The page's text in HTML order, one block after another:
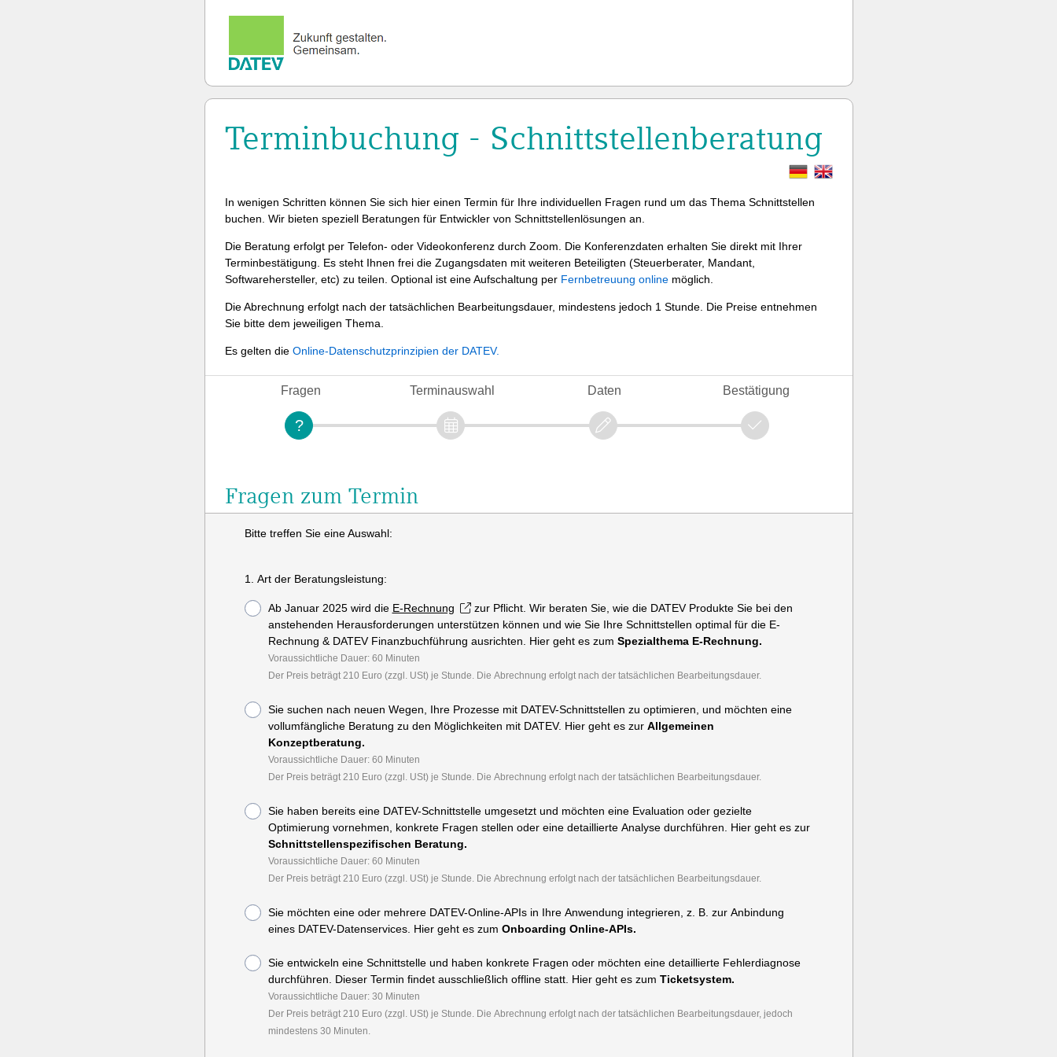
Terminbuchung - Schnittstellenberatung
In wenigen Schritten können Sie sich hier einen Termin für Ihre individuellen Fragen rund um das Thema Schnittstellen
buchen. Wir bieten speziell Beratungen für Entwickler von Schnittstellenlösungen an.
Die Beratung erfolgt per Telefon- oder Videokonferenz durch Zoom. Die Konferenzdaten erhalten Sie direkt mit Ihrer
Terminbestätigung. Es steht Ihnen frei die Zugangsdaten mit weiteren Beteiligten (Steuerberater, Mandant,
Softwarehersteller, etc) zu teilen. Optional ist eine Aufschaltung per Fernbetreuung onlinemöglich.
Die Abrechnung erfolgt nach der tatsächlichen Bearbeitungsdauer, mindestens jedoch 1 Stunde. Die Preise entnehmen
Sie bitte dem jeweiligen Thema.
Es gelten die Online-Datenschutzprinzipien der DATEV.
Fragen Terminauswahl Daten Bestätigung
Fragen zum Termin
Bitte treffen Sie eine Auswahl:
1. Art der Beratungsleistung:
Ab Januar 2025 wird die E-Rechnung
zur Pflicht. Wir beraten Sie, wie die DATEV Produkte Sie bei den
anstehenden Herausforderungen unterstützen können und wie Sie Ihre Schnittstellen optimal für die E-
Rechnung & DATEV Finanzbuchführung ausrichten. Hier geht es zum Spezialthema E-Rechnung.
Voraussichtliche Dauer: 60 Minuten
Der Preis beträgt 210 Euro (zzgl. USt) je Stunde. Die Abrechnung erfolgt nach der tatsächlichen Bearbeitungsdauer.
Sie suchen nach neuen Wegen, Ihre Prozesse mit DATEV-Schnittstellen zu optimieren, und möchten eine
vollumfängliche Beratung zu den Möglichkeiten mit DATEV. Hier geht es zur Allgemeinen
Konzeptberatung.
Voraussichtliche Dauer: 60 Minuten
Der Preis beträgt 210 Euro (zzgl. USt) je Stunde. Die Abrechnung erfolgt nach der tatsächlichen Bearbeitungsdauer.
Sie haben bereits eine DATEV-Schnittstelle umgesetzt und möchten eine Evaluation oder gezielte
Optimierung vornehmen, konkrete Fragen stellen oder eine detaillierte Analyse durchführen. Hier geht es zur
Schnittstellenspezifischen Beratung.
Voraussichtliche Dauer: 60 Minuten
Der Preis beträgt 210 Euro (zzgl. USt) je Stunde. Die Abrechnung erfolgt nach der tatsächlichen Bearbeitungsdauer.
Sie möchten eine oder mehrere DATEV-Online-APIs in Ihre Anwendung integrieren, z. B. zur Anbindung
eines DATEV-Datenservices. Hier geht es zum Onboarding Online-APIs.
Sie entwickeln eine Schnittstelle und haben konkrete Fragen oder möchten eine detaillierte Fehlerdiagnose
durchführen. Dieser Termin findet ausschließlich offline statt. Hier geht es zum Ticketsystem.
Voraussichtliche Dauer: 30 Minuten
Der Preis beträgt 210 Euro (zzgl. USt) je Stunde. Die Abrechnung erfolgt nach der tatsächlichen Bearbeitungsdauer, jedoch
mindestens 30 Minuten.